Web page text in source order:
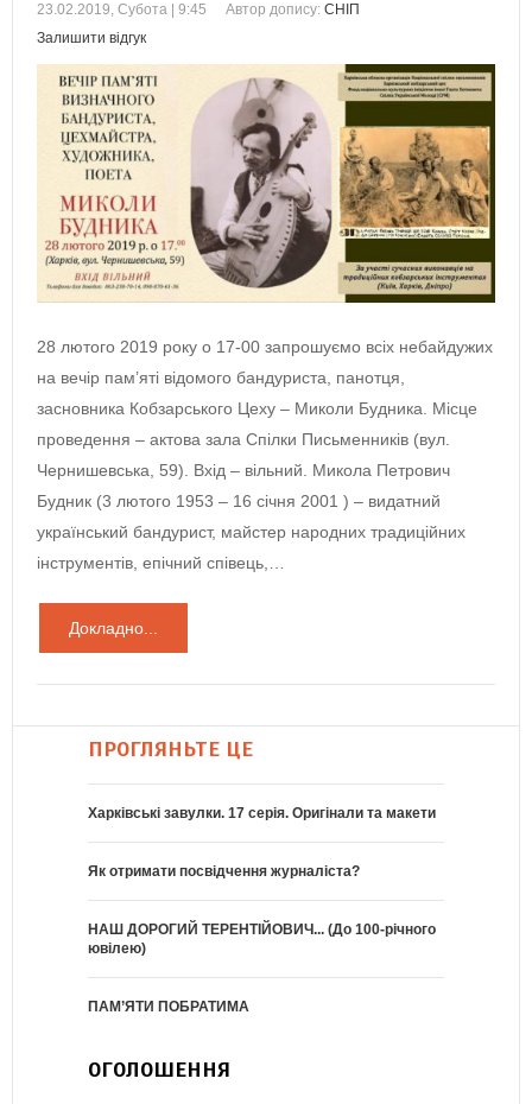
23.02.2019, Субота | 9:45 Автор допису: СНІП
Залишити відгук
28 лютого 2019 року о 17-00 запрошуємо всіх небайдужих
на вечір пам’яті відомого бандуриста, панотця,
засновника Кобзарського Цеху – Миколи Будника. Місце
проведення – актова зала Спілки Письменників (вул.
Чернишевська, 59). Вхід – вільний. Микола Петрович
Будник (3 лютого 1953 – 16 січня 2001 ) – видатний
український бандурист, майстер народних традиційних
інструментів, епічний співець,…
Докладно...
ПРОГЛЯНЬТЕ ЦЕ
Харківські завулки. 17 серія. Оригінали та макети
Як отримати посвідчення журналіста?
НАШ ДОРОГИЙ ТЕРЕНТІЙОВИЧ... (До 100-річного
ювілею)
ПАМ’ЯТИ ПОБРАТИМА
ОГОЛОШЕННЯ